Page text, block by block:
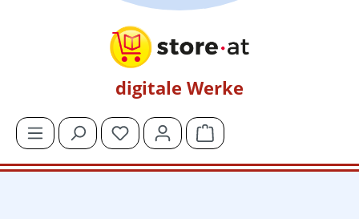
digitale Werke
Du hast 0 Produkte auf dem Merkzettel
Warenkorb enthält 0